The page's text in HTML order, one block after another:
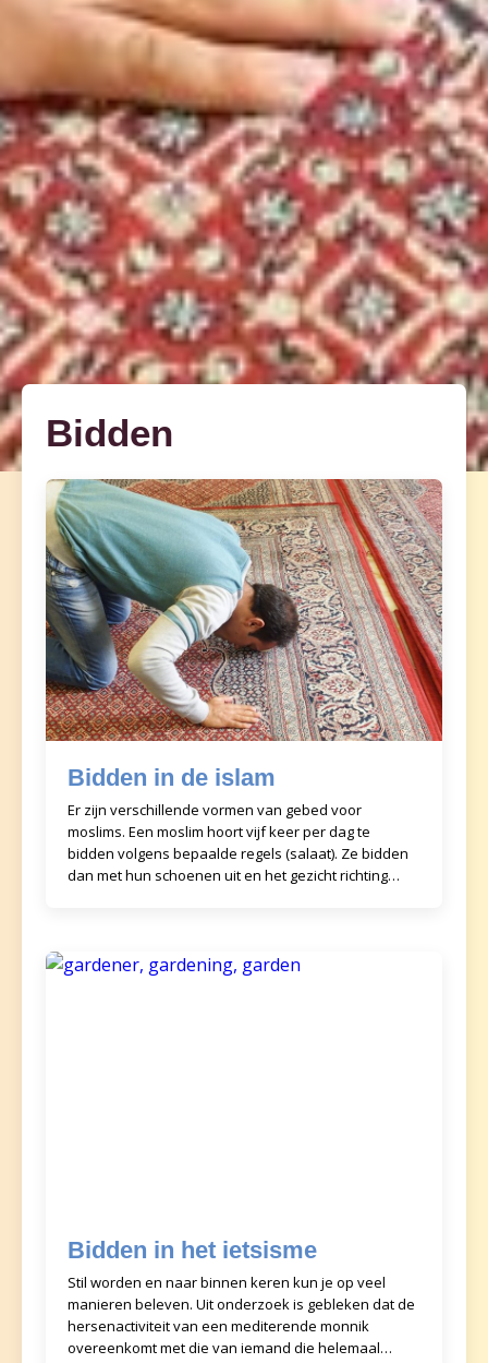
Bidden
Bidden in de islam
Er zijn verschillende vormen van gebed voor
moslims. Een moslim hoort vijf keer per dag te
bidden volgens bepaalde regels (salaat). Ze bidden
dan met hun schoenen uit en het gezicht richting
Bidden in het ietsisme
Stil worden en naar binnen keren kun je op veel
manieren beleven. Uit onderzoek is gebleken dat de
hersenactiviteit van een mediterende monnik
overeenkomt met die van iemand die helemaal